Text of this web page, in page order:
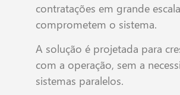
contratações em grande
comprometem o sistema.
A solução é projetada para
com a operação, sem a
sistemas paralelos.